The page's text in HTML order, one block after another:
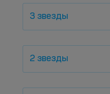
3 звезды
2 звезды